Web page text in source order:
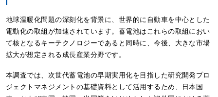
地球温暖化問題の深刻化を背景に、世界的に自動車を中心とした
電動化の取組が加速されています。蓄電池はこれらの取組におい
て核となるキーテクノロジーであると同時に、今後、大きな市場
拡大が想定される成長産業分野です。
本調査では、次世代蓄電池の早期実用化を目指した研究開発プロ
ジェクトマネジメントの基礎資料として活用するため、日本国